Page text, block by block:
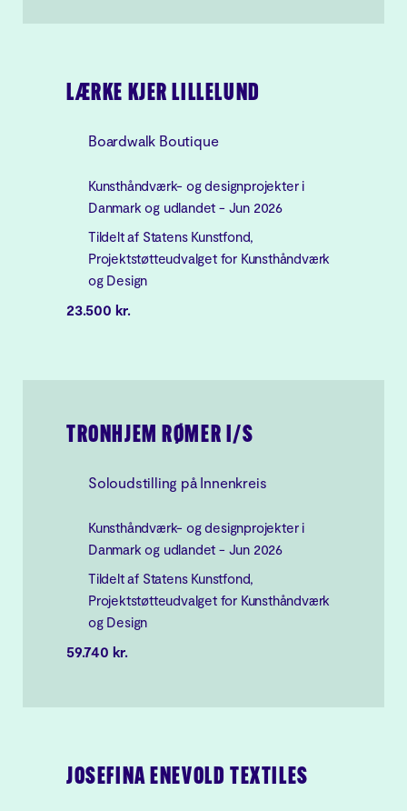
LÆRKE KJER LILLELUND
Boardwalk Boutique
Kunsthåndværk- og designprojekter i
Danmark og udlandet - Jun 2026
Tildelt af Statens Kunstfond,
Projektstøtteudvalget for Kunsthåndværk
og Design
23.500 kr.
TRONHJEM RØMER I/S
Soloudstilling på Innenkreis
Kunsthåndværk- og designprojekter i
Danmark og udlandet - Jun 2026
Tildelt af Statens Kunstfond,
Projektstøtteudvalget for Kunsthåndværk
og Design
59.740 kr.
JOSEFINA ENEVOLD TEXTILES